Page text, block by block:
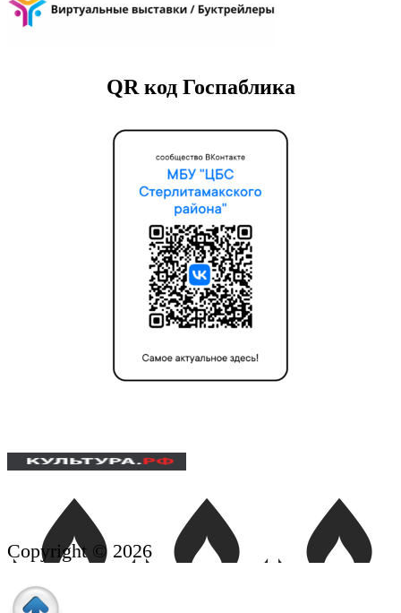
QR код Госпаблика
Copyright © 2026